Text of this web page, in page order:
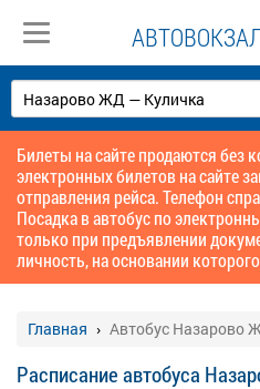
Билеты на сайте продаются без
электронных билетов на сайте
отправления рейса. Телефон
Посадка в автобус по
только при предъявлении
личность, на основании
Главная Автобус Назарово
Расписание автобуса